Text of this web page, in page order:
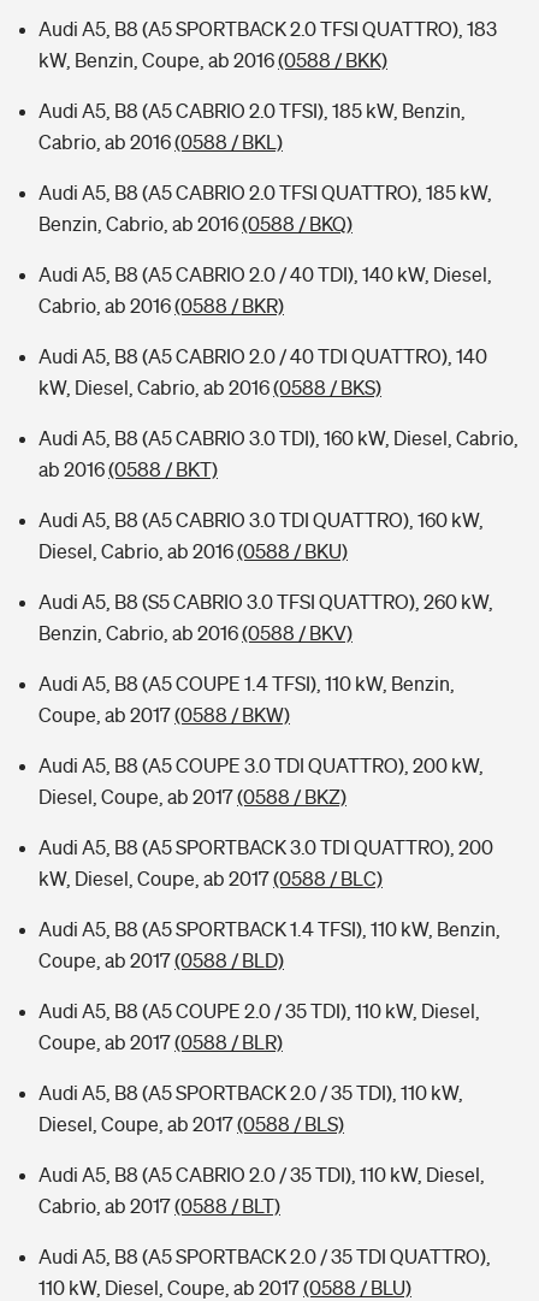
Audi A5, B8 (A5 SPORTBACK 2.0 TFSI QUATTRO), 183
kW, Benzin, Coupe, ab 2016(0588 / BKK)
Audi A5, B8 (A5 CABRIO 2.0 TFSI), 185 kW, Benzin,
Cabrio, ab 2016(0588 / BKL)
Audi A5, B8 (A5 CABRIO 2.0 TFSI QUATTRO), 185 kW,
Benzin, Cabrio, ab 2016(0588 / BKQ)
Audi A5, B8 (A5 CABRIO 2.0 / 40 TDI), 140 kW, Diesel,
Cabrio, ab 2016(0588 / BKR)
Audi A5, B8 (A5 CABRIO 2.0 / 40 TDI QUATTRO), 140
kW, Diesel, Cabrio, ab 2016(0588 / BKS)
Audi A5, B8 (A5 CABRIO 3.0 TDI), 160 kW, Diesel, Cabrio,
ab 2016(0588 / BKT)
Audi A5, B8 (A5 CABRIO 3.0 TDI QUATTRO), 160 kW,
Diesel, Cabrio, ab 2016(0588 / BKU)
Audi A5, B8 (S5 CABRIO 3.0 TFSI QUATTRO), 260 kW,
Benzin, Cabrio, ab 2016(0588 / BKV)
Audi A5, B8 (A5 COUPE 1.4 TFSI), 110 kW, Benzin,
Coupe, ab 2017(0588 / BKW)
Audi A5, B8 (A5 COUPE 3.0 TDI QUATTRO), 200 kW,
Diesel, Coupe, ab 2017(0588 / BKZ)
Audi A5, B8 (A5 SPORTBACK 3.0 TDI QUATTRO), 200
kW, Diesel, Coupe, ab 2017(0588 / BLC)
Audi A5, B8 (A5 SPORTBACK 1.4 TFSI), 110 kW, Benzin,
Coupe, ab 2017(0588 / BLD)
Audi A5, B8 (A5 COUPE 2.0 / 35 TDI), 110 kW, Diesel,
Coupe, ab 2017(0588 / BLR)
Audi A5, B8 (A5 SPORTBACK 2.0 / 35 TDI), 110 kW,
Diesel, Coupe, ab 2017(0588 / BLS)
Audi A5, B8 (A5 CABRIO 2.0 / 35 TDI), 110 kW, Diesel,
Cabrio, ab 2017(0588 / BLT)
Audi A5, B8 (A5 SPORTBACK 2.0 / 35 TDI QUATTRO),
110 kW, Diesel, Coupe, ab 2017(0588 / BLU)